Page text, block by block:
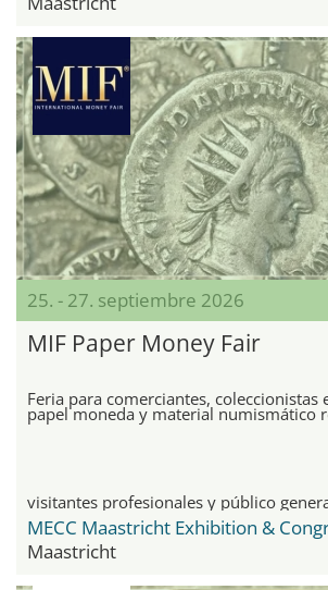
25. - 27. septiembre 2026
MIF Paper Money Fair
Feria para comerciantes, coleccionistas
papel moneda y material numismático
visitantes profesionales y público
Maastricht